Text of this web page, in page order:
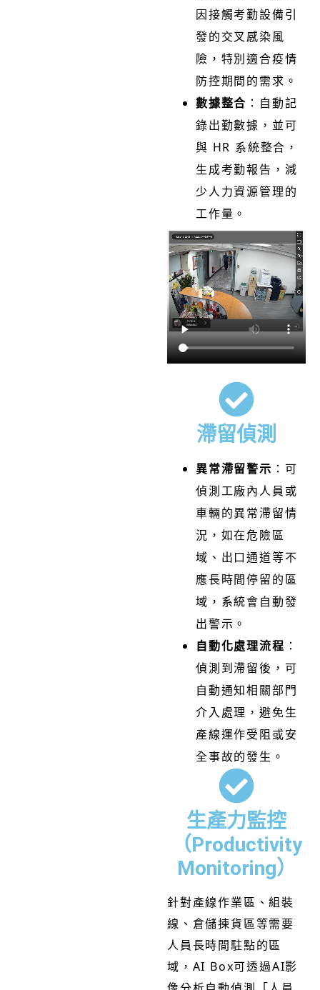
因接觸考勤設備引
發的交叉感染風
險，特別適合疫情
防控期間的需求。
數據整合 ：自動記
錄出勤數據，並可
與 HR 系統整合，
生成考勤報告，減
少人力資源管理的
工作量。
滯留偵測
異常滯留警示 ： 可
偵測工廠內人員或
車輛的異常滯留情
況，如在危險區
域、出口通道等不
應長時間停留的區
域，系統會自動發
出警示。
自動化處理流程 ：
偵測到滯留後，可
自動通知相關部門
介入處理，避免生
產線運作受阻或安
全事故的發生。
生產力監控
（Productivity
Monitoring）
針對產線作業區、組裝
線、倉儲揀貨區等需要
人員長時間駐點的區
域，AI Box可透過AI影